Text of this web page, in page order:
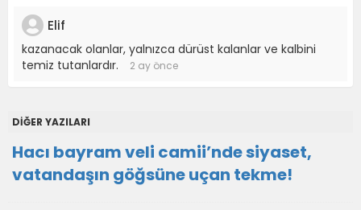
Elif
kazanacak olanlar, yalnızca dürüst kalanlar ve kalbini
temiz tutanlardır.
2 ay önce
DİĞER YAZILARI
Hacı bayram veli camii’nde siyaset,
vatandaşın göğsüne uçan tekme!